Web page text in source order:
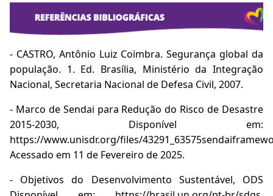
- CASTRO, Antônio Luiz Coimbra. Segurança global da
população. 1. Ed. Brasília, Ministério da Integração
Nacional, Secretaria Nacional de Defesa Civil, 2007.
- Marco de Sendai para Redução do Risco de Desastre
2015-2030, Disponível em:
https://www.unisdr.org/files/
Acessado em 11 de Fevereiro de 2025.
- Objetivos do Desenvolvimento Sustentável, ODS